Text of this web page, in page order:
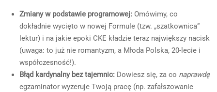
Zmiany w podstawie programowej: Omówimy, co
dokładnie wycięto w nowej Formule (tzw. „szatkownica”
lektur) i na jakie epoki CKE kładzie teraz największy nacisk
(uwaga: to już nie romantyzm, a Młoda Polska, 20-lecie i
współczesność!).
Błąd kardynalny bez tajemnic: Dowiesz się, za co naprawdę
egzaminator wyzeruje Twoją pracę (np. zafałszowanie